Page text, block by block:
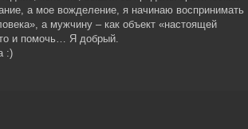
а мое вожделение, я начинаю воспринимать
а мужчину – как объект «настоящей
и помочь… Я добрый.
:)